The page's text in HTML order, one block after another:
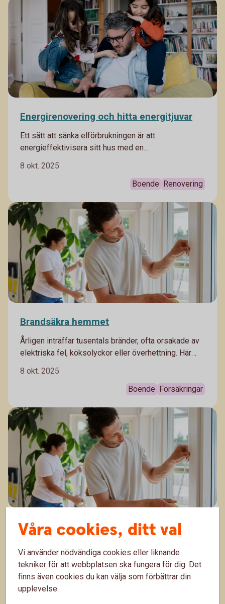
Energirenovering och hitta energitjuvar
Ett sätt att sänka elförbrukningen är att
energieffektivisera sitt hus med en
att hitta små energitjuvar. Bra både för din plånbok
8 okt. 2025
Boende Renovering
Brandsäkra hemmet
Årligen inträffar tusentals bränder, ofta orsakade av
elektriska fel, köksolyckor eller överhettning. Här
för brand.
8 okt. 2025
Boende Försäkringar
Skadedjur i hemmet – skaffa försäkring
Skadedjur kan vara utmanande för hus- och
lägenhetsägare. Men du kan ligga steget före. Här
kommer våra tips på vad du kan göra för att
minimera skada.
8 okt. 2025
Våra cookies, ditt val
Vi använder nödvändiga cookies eller liknande
tekniker för att webbplatsen ska fungera för dig. Det
finns även cookies du kan välja som förbättrar din
upplevelse: